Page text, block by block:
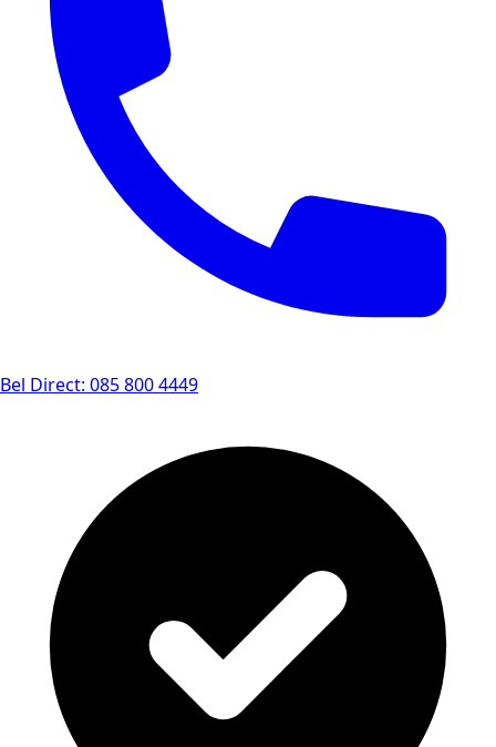
Bel Direct: 085 800 4449